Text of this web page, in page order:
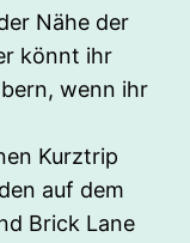
Nähe der
könnt ihr
wenn ihr
Kurztrip
auf dem
Brick Lane